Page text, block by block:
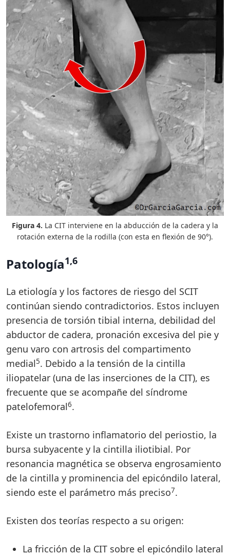
Figura 4. La CIT interviene en la abducción de la cadera y la
rotación externa de la rodilla (con esta en flexión de 90°).
Patología1,6
La etiología y los factores de riesgo del SCIT
continúan siendo contradictorios. Estos incluyen
presencia de torsión tibial interna, debilidad del
abductor de cadera, pronación excesiva del pie y
genu varo con artrosis del compartimento
medial5. Debido a la tensión de la cintilla
iliopatelar (una de las inserciones de la CIT), es
frecuente que se acompañe del síndrome
patelofemoral6.
Existe un trastorno inflamatorio del periostio, la
bursa subyacente y la cintilla iliotibial. Por
resonancia magnética se observa engrosamiento
de la cintilla y prominencia del epicóndilo lateral,
siendo este el parámetro más preciso7.
Existen dos teorías respecto a su origen:
La fricción de la CIT sobre el epicóndilo lateral